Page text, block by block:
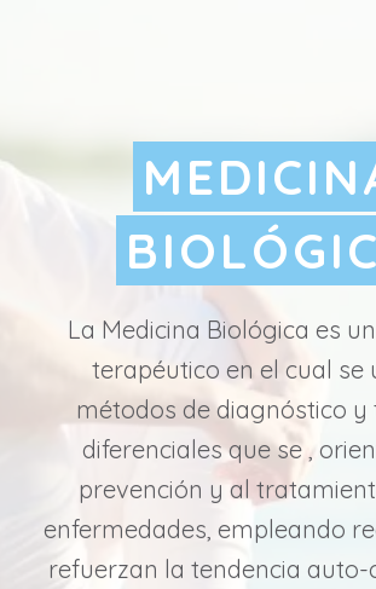
La Medicina Biológica es
terapéutico en el cual se
métodos de diagnóstico y
diferenciales que se ,
prevención y al
enfermedades, empleando
refuerzan la tendencia